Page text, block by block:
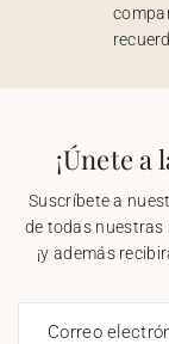
¡Únete
Suscríbete a
de todas nuestras
¡y además
Correo